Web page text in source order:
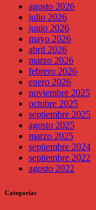
agosto 2026
julio 2026
junio 2026
mayo 2026
abril 2026
marzo 2026
febrero 2026
enero 2026
noviembre 2025
octubre 2025
septiembre 2025
agosto 2025
marzo 2025
septiembre 2024
septiembre 2022
agosto 2022
Categorías